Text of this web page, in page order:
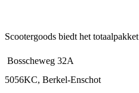
Scootergoods biedt het totaalpakket
Bosscheweg 32A
5056KC, Berkel-Enschot